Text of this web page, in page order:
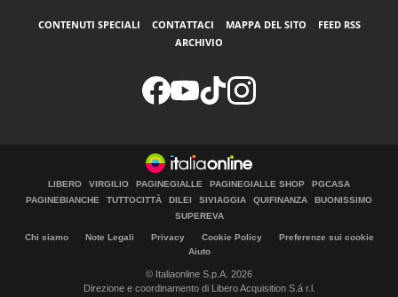
CONTENUTI SPECIALI CONTATTACI MAPPA DEL SITO
FEED RSS
ARCHIVIO
LIBERO VIRGILIO PAGINEGIALLE PAGINEGIALLE SHOP
PGCASA
PAGINEBIANCHE
TUTTOCITTÀ DILEI SIVIAGGIA QUIFINANZA
BUONISSIMO
SUPEREVA
Chi siamo Note Legali Privacy Cookie Policy
Preferenze sui cookie
Aiuto
© Italiaonline S.p.A. 2026
Direzione e coordinamento di Libero Acquisition S.á r.l.